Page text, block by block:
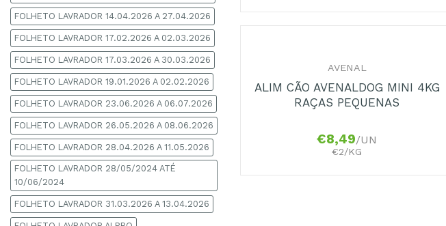
FOLHETO LAVRADOR 14.04.2026 A 27.04.2026
FOLHETO LAVRADOR 17.02.2026 A 02.03.2026
FOLHETO LAVRADOR 17.03.2026 A 30.03.2026
FOLHETO LAVRADOR 19.01.2026 A 02.02.2026
FOLHETO LAVRADOR 23.06.2026 A 06.07.2026
FOLHETO LAVRADOR 26.05.2026 A 08.06.2026
FOLHETO LAVRADOR 28.04.2026 A 11.05.2026
FOLHETO LAVRADOR 28/05/2024 ATÉ
10/06/2024
FOLHETO LAVRADOR 31.03.2026 A 13.04.2026
AVENAL
ALIM CÃO AVENALDOG MINI 4KG
RAÇAS PEQUENAS
€8,49/UN
€2/KG